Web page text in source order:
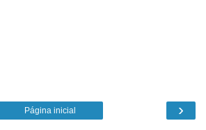
›
Página inicial